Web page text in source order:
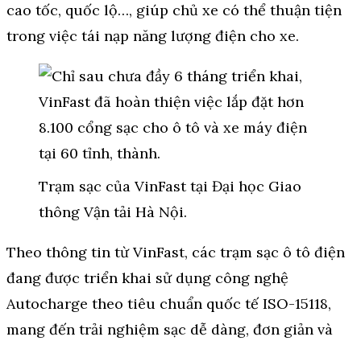
cao tốc, quốc lộ…, giúp chủ xe có thể thuận tiện
trong việc tái nạp năng lượng điện cho xe.
Trạm sạc của VinFast tại Đại học Giao
thông Vận tải Hà Nội.
Theo thông tin từ VinFast, các trạm sạc ô tô điện
đang được triển khai sử dụng công nghệ
Autocharge theo tiêu chuẩn quốc tế ISO-15118,
mang đến trải nghiệm sạc dễ dàng, đơn giản và